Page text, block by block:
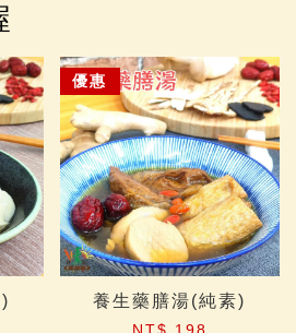
優惠
養生藥膳湯(純素)